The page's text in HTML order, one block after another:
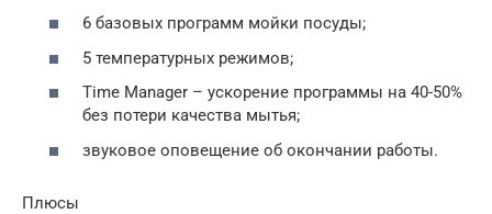
6 базовых программ мойки посуды;
5 температурных режимов;
Time Manager – ускорение программы на 40-50%
без потери качества мытья;
звуковое оповещение об окончании работы.
Плюсы